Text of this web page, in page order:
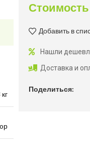
Стоимость
Добавить в
Нашли
Доставка и
Поделиться: